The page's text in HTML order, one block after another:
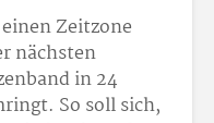
Zeitzone
nächsten
in 24
So soll sich,